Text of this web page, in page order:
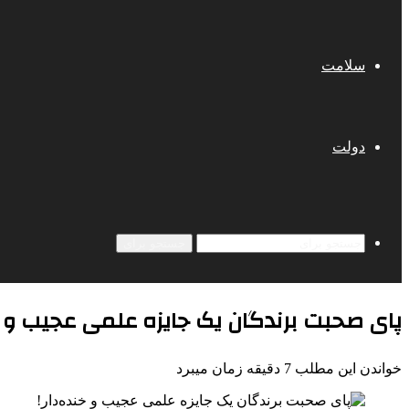
سلامت
دولت
پای صحبت برندگان یک جایزه علمی عجیب و
خواندن این مطلب 7 دقیقه زمان میبرد